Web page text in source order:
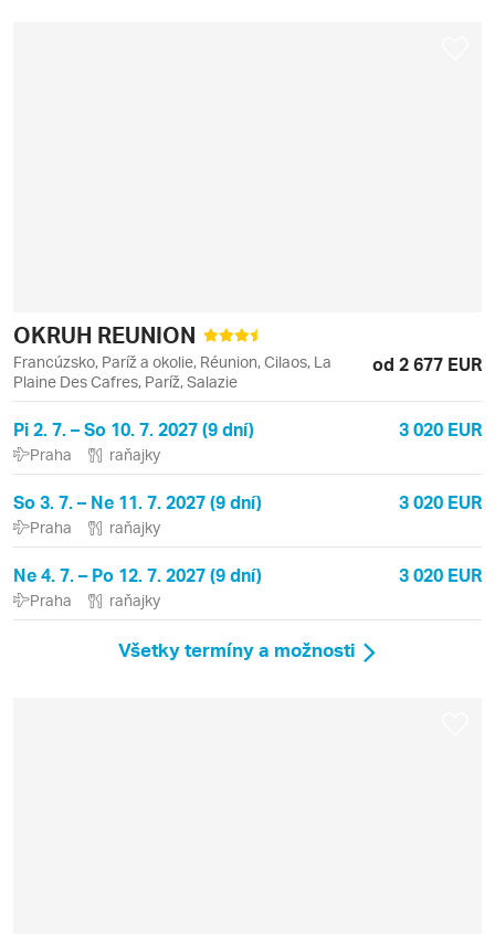
OKRUH REUNION
Francúzsko, Paríž a okolie, Réunion, Cilaos, La
Plaine Des Cafres, Paríž, Salazie
od 2 677 EUR
Pi 2. 7. – So 10. 7. 2027 (9 dní) 3 020 EUR
Praha raňajky
So 3. 7. – Ne 11. 7. 2027 (9 dní) 3 020 EUR
Praha raňajky
Ne 4. 7. – Po 12. 7. 2027 (9 dní) 3 020 EUR
Praha raňajky
Všetky termíny a možnosti